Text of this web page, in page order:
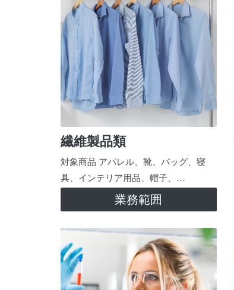
繊維製品類
対象商品 アパレル、靴、バッグ、寝
具、インテリア用品、帽子、…
業務範囲